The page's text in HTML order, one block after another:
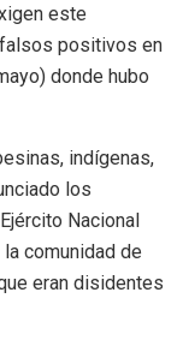
este
positivos en
donde hubo
indígenas,
los
Nacional
comunidad de
eran disidentes